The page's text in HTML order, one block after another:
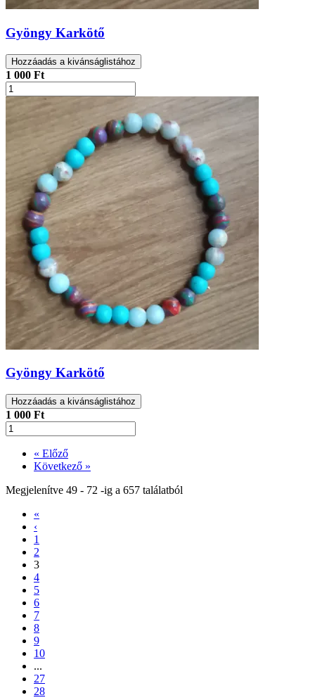
Gyöngy Karkötő
Hozzáadás a kivánságlistához
1 000 Ft
Gyöngy Karkötő
Hozzáadás a kivánságlistához
1 000 Ft
« Előző
Következő »
Megjelenítve 49 - 72 -ig a 657 találatból
«
‹
1
2
3
4
5
6
7
8
9
10
...
27
28